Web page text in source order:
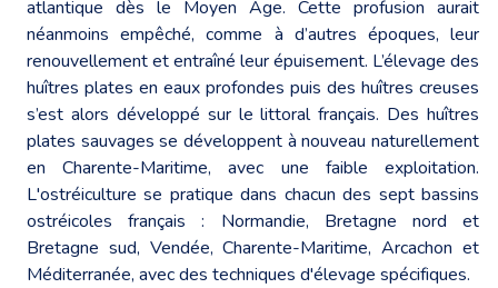
atlantique dès le Moyen Âge. Cette profusion aurait
néanmoins empêché, comme à d’autres époques, leur
renouvellement et entraîné leur épuisement. L’élevage des
huîtres plates en eaux profondes puis des huîtres creuses
s’est alors développé sur le littoral français. Des huîtres
plates sauvages se développent à nouveau naturellement
en Charente-Maritime, avec une faible exploitation.
L'ostréiculture se pratique dans chacun des sept bassins
ostréicoles français : Normandie, Bretagne nord et
Bretagne sud, Vendée, Charente-Maritime, Arcachon et
Méditerranée, avec des techniques d'élevage spécifiques.